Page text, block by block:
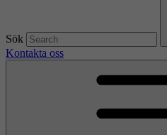
Sök
Kontakta oss